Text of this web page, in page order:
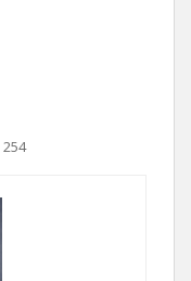
254